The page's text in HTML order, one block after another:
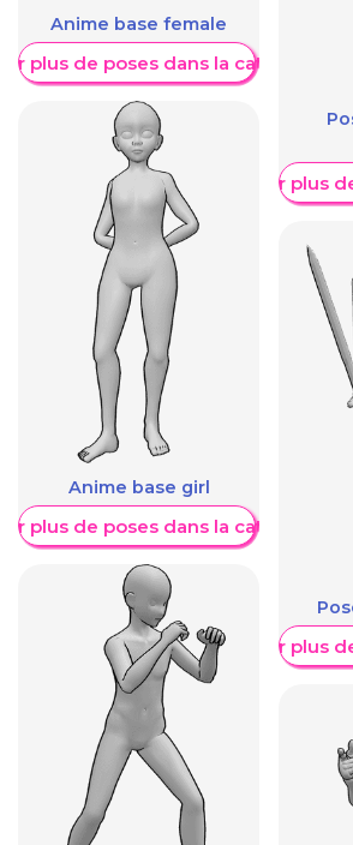
Anime base female
plus de poses dans la catégorie
Anime base girl
plus de poses dans la catégorie
Afficher plus
Afficher plus